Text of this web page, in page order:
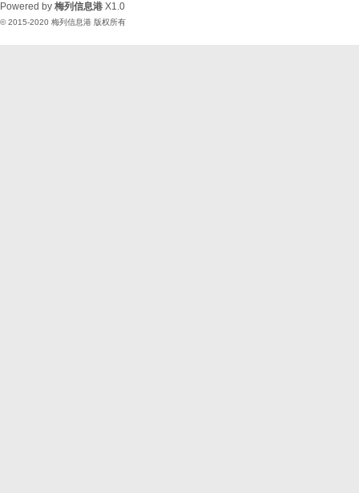
Powered by 梅列信息港 X1.0
© 2015-2020 梅列信息港 版权所有